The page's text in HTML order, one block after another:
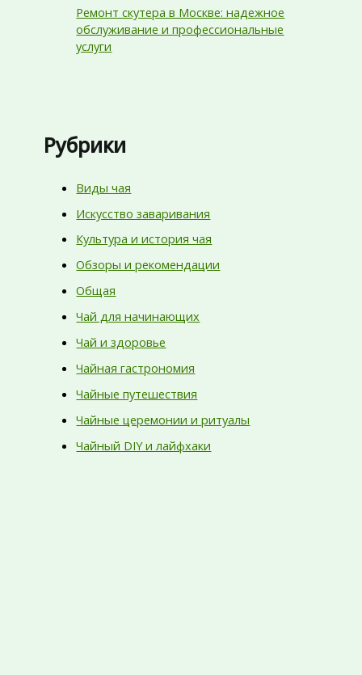
Ремонт скутера в Москве: надежное
обслуживание и профессиональные
услуги
Рубрики
Виды чая
Искусство заваривания
Культура и история чая
Обзоры и рекомендации
Общая
Чай для начинающих
Чай и здоровье
Чайная гастрономия
Чайные путешествия
Чайные церемонии и ритуалы
Чайный DIY и лайфхаки